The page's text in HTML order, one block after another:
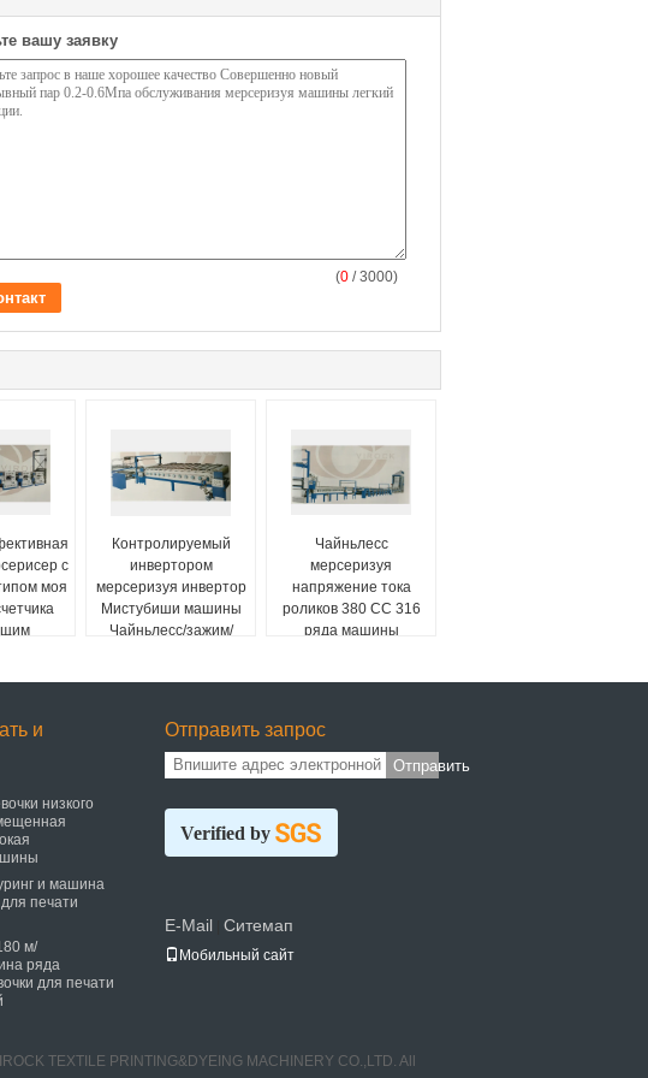
вашу заявку
(0 / 3000)
с
моя
Контролируемый
инвертором
мерсеризуя инвертор
Мистубиши машины
Чайньлесс/зажим/
Чайньлесс
мерсеризуя
напряжение тока
роликов 380 СС 316
ряда машины
и
низкого
и машина
печати
м/
ряда
для печати
Отправить запрос
Отправить
Verified by
E-Mail Ситемап
Мобильный сайт
TEXTILE PRINTING&DYEING MACHINERY CO.,LTD. All